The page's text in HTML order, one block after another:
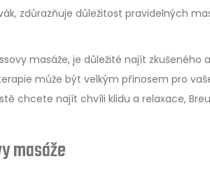
zdůrazňuje důležitost pravidelných
masáže, je důležité najít zkušeného
může být velkým přínosem pro
chcete najít chvíli klidu a relaxace,
masáže